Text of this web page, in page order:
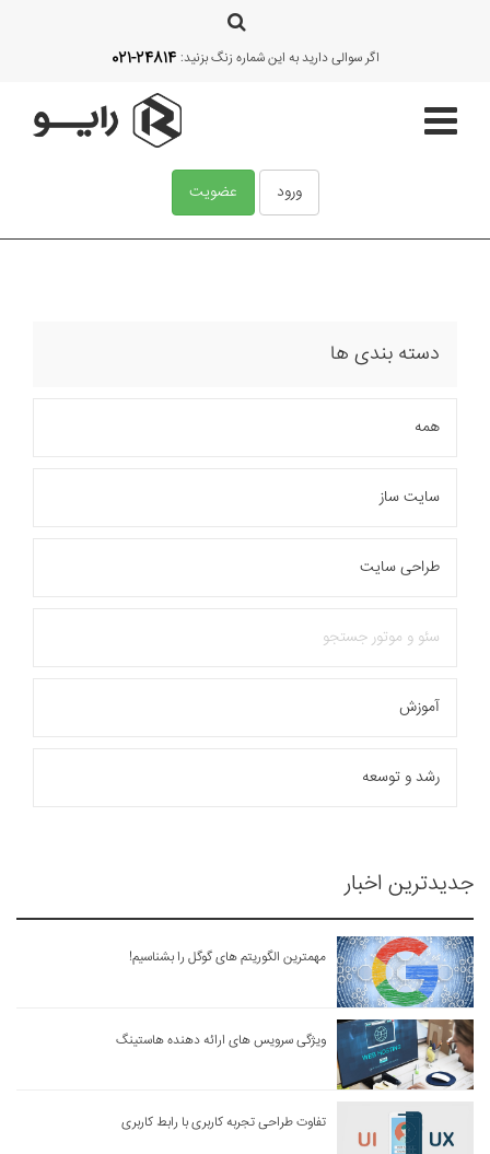
اگر سوالی دارید به این شماره زنگ بزنید: 021-24814
ورود عضویت
دسته بندی ها
همه
سایت ساز
طراحی سایت
سئو و موتور جستجو
آموزش
رشد و توسعه
جدیدترین اخبار
مهمترین الگوریتم های گوگل را بشناسیم!
ویژگی سرویس های ارائه دهنده هاستینگ
تفاوت طراحی تجربه کاربری با رابط کاربری